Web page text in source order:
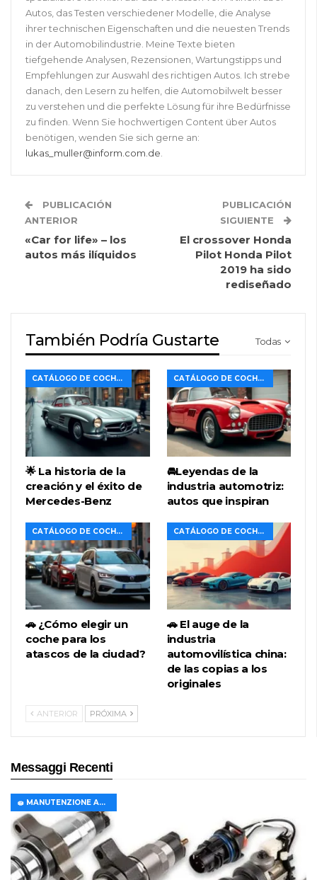
Autos, das Testen verschiedener Modelle, die Analyse
ihrer technischen Eigenschaften und die neuesten Trends
in der Automobilindustrie. Meine Texte bieten
tiefgehende Analysen, Rezensionen, Wartungstipps und
Empfehlungen zur Auswahl des richtigen Autos. Ich strebe
danach, den Lesern zu helfen, die Automobilwelt besser
zu verstehen und die perfekte Lösung für ihre Bedürfnisse
zu finden. Wenn Sie hochwertigen Content über Autos
benötigen, wenden Sie sich gerne an:
lukas_muller@inform.com.de.
PUBLICACIÓN
ANTERIOR
«Car for life» – los
autos más ilíquidos
PUBLICACIÓN
SIGUIENTE
El crossover Honda
Pilot Honda Pilot
2019 ha sido
rediseñado
Todas
También Podría Gustarte
CATÁLOGO DE COCHES
🌟 La historia de la
creación y el éxito de
Mercedes-Benz
CATÁLOGO DE COCHES
🚘Leyendas de la
industria automotriz:
autos que inspiran
CATÁLOGO DE COCHES
🚗 ¿Cómo elegir un
coche para los
atascos de la ciudad?
CATÁLOGO DE COCHES
🚗 El auge de la
industria
automovilística china:
de las copias a los
originales
ANTERIOR PRÓXIMA
Messaggi Recenti
🧽 MANUTENZIONE AUTO